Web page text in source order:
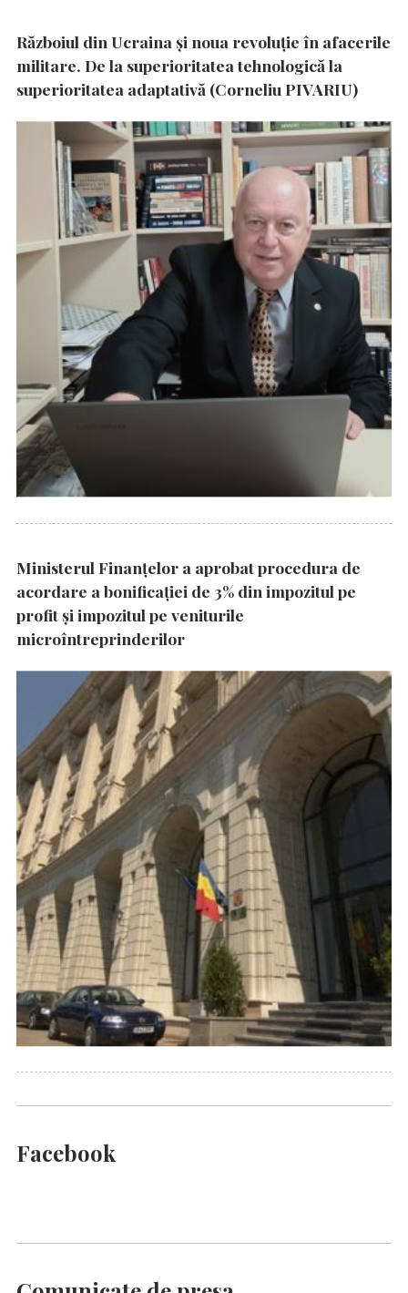
Războiul din Ucraina și noua revoluție în afacerile
militare. De la superioritatea tehnologică la
superioritatea adaptativă (Corneliu PIVARIU)
Ministerul Finanțelor a aprobat procedura de
acordare a bonificației de 3% din impozitul pe
profit și impozitul pe veniturile
microîntreprinderilor
Facebook